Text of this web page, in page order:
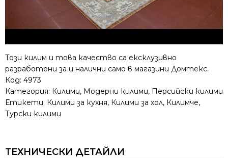
Този килим и това качество са ексклузивно
разработени за и налични само в магазини Домтекс.
Код: 4973
Категория: Килими, Модерни килими, Персийски килими
Етикети: Килими за кухня, Килими за хол, Килимче,
Турски килими
ТЕХНИЧЕСКИ ДЕТАЙЛИ